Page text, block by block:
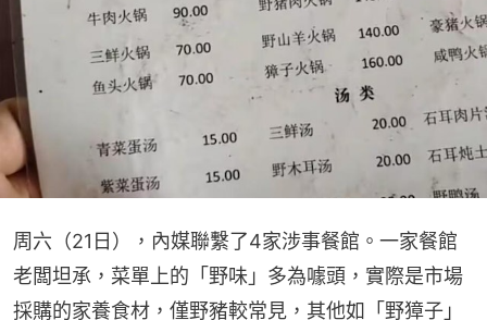
周六（21日），內媒聯繫了4家涉事餐館。一家餐館
老闆坦承，菜單上的「野味」多為噱頭，實際是市場
採購的家養食材，僅野豬較常見，其他如「野獐子」